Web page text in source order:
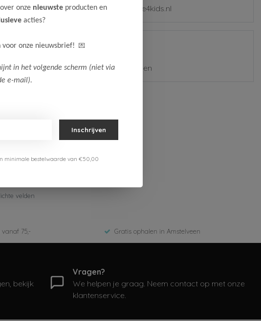
velden
mail@samplesale4kids.nl
Adres
1185 ZZ Amstelveen
75,- Gratis ophalen in Amstelveen
bekijk
Vragen?
We helpen je graag. Neem contact op met onze
klantenservice.
onze nieuwste producten en
acties?
voor onze nieuwsbrief! 💌
in het volgende scherm (niet via
e-mail).
Inschrijven
minimale bestelwaarde van €50,00